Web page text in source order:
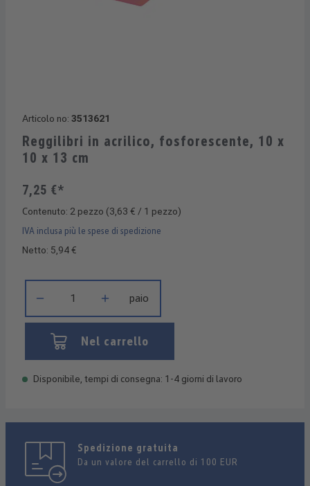
Articolo no: 3513621
Reggilibri in acrilico, fosforescente, 10 x
10 x 13 cm
7,25 €*
Contenuto: 2 pezzo (3,63 € / 1 pezzo)
IVA inclusa più le spese di spedizione
Netto: 5,94 €
paio
Nel carrello
Disponibile, tempi di consegna: 1-4 giorni di lavoro
Spedizione gratuita
Da un valore del carrello di 100 EUR